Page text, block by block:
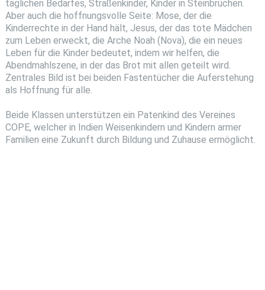
täglichen Bedarfes, Straßenkinder, Kinder in Steinbrüchen.
Aber auch die hoffnungsvolle Seite: Mose, der die
Kinderrechte in der Hand hält, Jesus, der das tote Mädchen
zum Leben erweckt, die Arche Noah (Nova), die ein neues
Leben für die Kinder bedeutet, indem wir helfen, die
Abendmahlszene, in der das Brot mit allen geteilt wird.
Zentrales Bild ist bei beiden Fastentücher die Auferstehung
als Hoffnung für alle.
Beide Klassen unterstützen ein Patenkind des Vereines
COPE, welcher in Indien Weisenkindern und Kindern armer
Familien eine Zukunft durch Bildung und Zuhause ermöglicht.